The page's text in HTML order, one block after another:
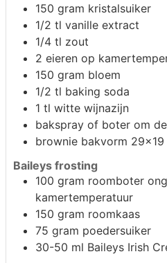
150 gram kristalsuiker
1/2 tl vanille extract
1/4 tl zout
2 eieren op
150 gram bloem
1/2 tl baking soda
1 tl witte wijnazijn
bakspray of boter om
brownie bakvorm 29x19
Baileys frosting
100 gram roomboter
kamertemperatuur
150 gram roomkaas
75 gram poedersuiker
30-50 ml Baileys Irish